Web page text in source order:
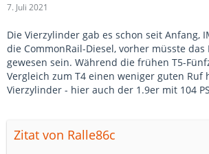
7. Juli 2021
Die Vierzylinder gab es schon seit Anfang,
die CommonRail-Diesel, vorher müsste das
gewesen sein. Während die frühen T5-
Vergleich zum T4 einen weniger guten Ruf
Vierzylinder - hier auch der 1.9er mit 104
Zitat von Ralle86c